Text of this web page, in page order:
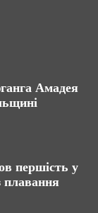
Амадея
першість у
плавання